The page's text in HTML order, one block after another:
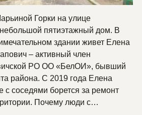
Горки на улице
пятиэтажный дом. В
здании живет Елена
– активный член
РО ОО «БелОИ», бывший
района. С 2019 года Елена
с соседями борется за ремонт
Почему люди с…